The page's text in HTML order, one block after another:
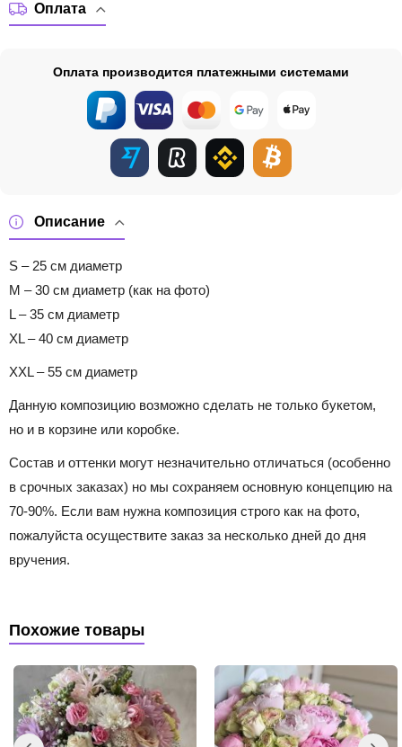
Описание
S – 25 см диаметр
M – 30 см диаметр (как на фото)
L – 35 см диаметр
XL – 40 см диаметр
XXL – 55 см диаметр
Данную композицию возможно сделать не только букетом,
но и в корзине или коробке.
Состав и оттенки могут незначительно отличаться (особенно
в срочных заказах) но мы сохраняем основную концепцию на
70-90%. Если вам нужна композиция строго как на фото,
пожалуйста осуществите заказ за несколько дней до дня
вручения.
Оплата
Оплата производится платежными системами
Похожие товары